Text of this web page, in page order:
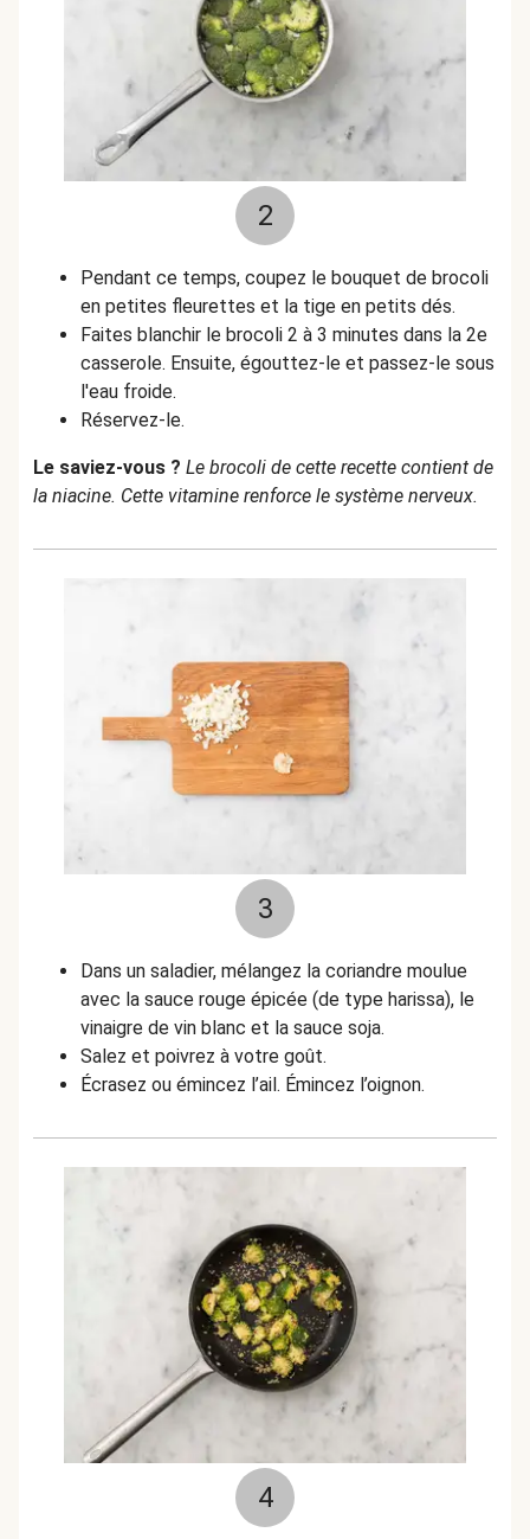
2
Pendant ce temps, coupez le bouquet de brocoli
en petites fleurettes et la tige en petits dés.
Faites blanchir le brocoli 2 à 3 minutes dans la 2e
casserole. Ensuite, égouttez-le et passez-le sous
l'eau froide.
Réservez-le.
Le saviez-vous ? Le brocoli de cette recette contient de
la niacine. Cette vitamine renforce le système nerveux.
3
Dans un saladier, mélangez la coriandre moulue
avec la sauce rouge épicée (de type harissa), le
vinaigre de vin blanc et la sauce soja.
Salez et poivrez à votre goût.
Écrasez ou émincez l’ail. Émincez l’oignon.
4